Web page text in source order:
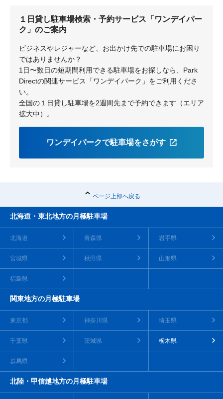
１日貸し駐車場検索・予約サービス「ワンデイパー
ク」のご案内
ビジネスやレジャーなど、お出かけ先での駐車場にお困り
ではありませんか？
1日〜数日の短期間利用できる駐車場をお探しなら、Park
Directの関連サービス「ワンデイパーク」をご利用くださ
い。
全国の１日貸し駐車場を2週間先まで予約できます（エリア
拡大中）。
ワンデイパークで駐車場をさがす
ページ上部へ戻る
北海道・東北地方の月極駐車場
北海道 青森県 岩手県
宮城県 秋田県 山形県
福島県
関東地方の月極駐車場
東京都 神奈川県 埼玉県
千葉県 茨城県 栃木県
群馬県
北陸・甲信越地方の月極駐車場